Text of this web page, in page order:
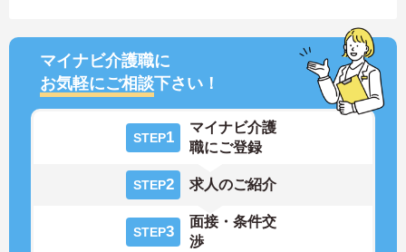
マイナビ介護職に
お気軽にご相談下さい！
STEP1
マイナビ介護
職にご登録
STEP2 求人のご紹介
STEP3
面接・条件交
渉